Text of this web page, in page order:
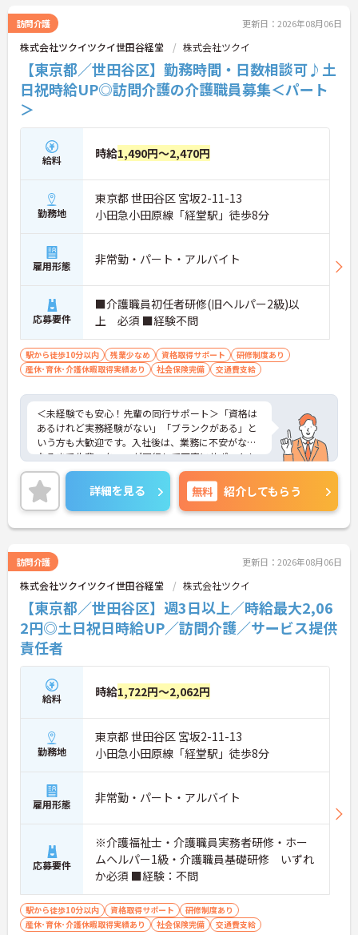
る風通しの良い雰囲気があり、スタッフ同士も自然
体で働いています。Wワークや副業も可能ですの
で、自分のライフスタイルや「好き」を大切にしな
がら働きたい方にぴったりです。
訪問介護 更新日：2026年08月06日
株式会社ツクイツクイ世田谷経堂 株式会社ツクイ
【東京都／世田谷区】勤務時間・日数相談可♪土
日祝時給UP◎訪問介護の介護職員募集＜パート
＞
給料 時給1,490円～2,470円
勤務地
東京都 世田谷区 宮坂2-11-13
小田急小田原線「経堂駅」徒歩8分
雇用形態 非常勤・パート・アルバイト
応募要件
■介護職員初任者研修(旧ヘルパー2級)以
上 必須 ■経験不問
駅から徒歩10分以内 残業少なめ 資格取得サポート
研修制度あり
産休･育休･介護休暇取得実績あり
社会保険完備 交通費支給
＜未経験でも安心！先輩の同行サポート＞「資格は
あるけれど実務経験がない」「ブランクがある」と
いう方も大歓迎です。入社後は、業務に不安がなく
なるまで先輩スタッフが同行して丁寧にサポートし
ます。実際に未経験からスタートしたスタッフも多
く在籍しており、安心してチャレンジできる環境で
す。
＜移動時間も時給発生！充実の手当でしっかり稼げ
る＞訪問介護で気になる「移動時間」にもしっかり
当（時給500円UP）や早朝夜間手当、ICT手当など、
各種手当が充実しています。
詳細を見る 無料 紹介してもらう
訪問介護 更新日：2026年08月06日
株式会社ツクイツクイ世田谷経堂 株式会社ツクイ
【東京都／世田谷区】週3日以上／時給最大2,06
2円◎土日祝日時給UP／訪問介護／サービス提供
責任者
給料 時給1,722円～2,062円
勤務地
東京都 世田谷区 宮坂2-11-13
小田急小田原線「経堂駅」徒歩8分
雇用形態 非常勤・パート・アルバイト
応募要件
※介護福祉士・介護職員実務者研修・ホー
ムヘルパー1級・介護職員基礎研修 いずれ
か必須 ■経験：不問
駅から徒歩10分以内 資格取得サポート
研修制度あり
産休･育休･介護休暇取得実績あり
社会保険完備 交通費支給